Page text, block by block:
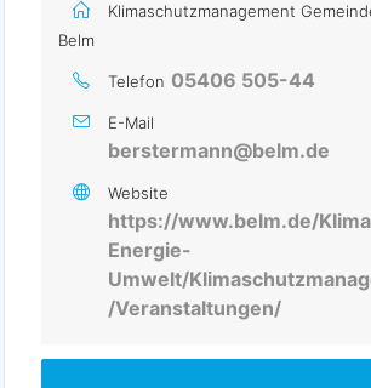
Klimaschutzmanagement
Belm
Telefon 05406 505-44
E-Mail
berstermann@belm.de
Website
https://www.belm.de/
Energie-
Umwelt/
/Veranstaltungen/